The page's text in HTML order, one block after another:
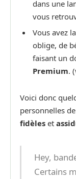
dans une
vous
Vous avez
oblige, de
faisant un
Premium.
Voici donc
personnelles
fidèles et
Hey,
Certains